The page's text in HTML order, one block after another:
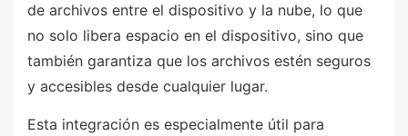
de archivos entre el dispositivo y la nube, lo que
no solo libera espacio en el dispositivo, sino que
también garantiza que los archivos estén seguros
y accesibles desde cualquier lugar.
Esta integración es especialmente útil para